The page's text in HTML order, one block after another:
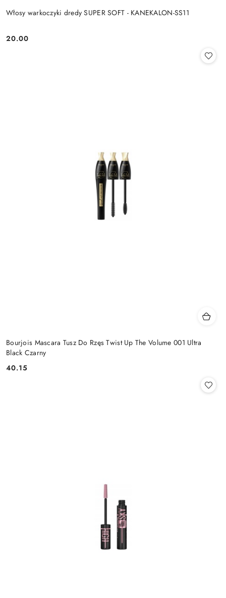
Włosy warkoczyki dredy SUPER SOFT - KANEKALON-SS11
Cena:
20.00
Bourjois Mascara Tusz Do Rzęs Twist Up The Volume 001 Ultra
Black Czarny
Cena:
40.15